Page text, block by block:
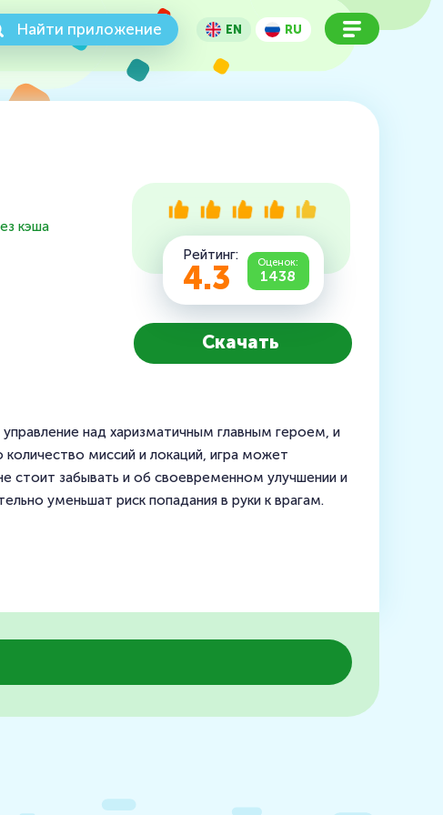
Найти приложение EN RU
кэша
Рейтинг:
4.3 Оценок:
1438
Скачать
над харизматичным главным героем, и
миссий и локаций, игра может
стоит забывать и об своевременном улучшении и
уменьшат риск попадания в руки к врагам.